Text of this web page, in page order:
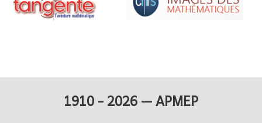
1910 - 2026 — APMEP